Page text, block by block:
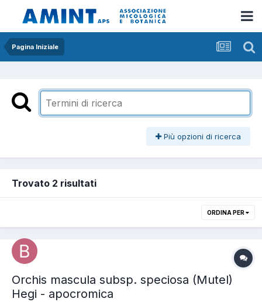
Pagina Iniziale
Più opzioni di ricerca
Trovato 2 risultati
ORDINA PER
Orchis mascula subsp. speciosa (Mutel)
Hegi - apocromica